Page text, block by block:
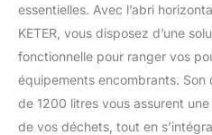
essentielles. Avec l’abri
KETER, vous disposez d’une
fonctionnelle pour ranger vos
équipements encombrants.
de 1200 litres vous assurent
de vos déchets, tout en